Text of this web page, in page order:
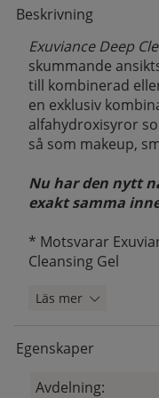
Beskrivning
Exuviance Deep
skummande
till kombinerad
en exklusiv
alfahydroxisyror
så som makeup,
Nu har den nytt
exakt samma
* Motsvarar
Cleansing Gel
Läs mer
Egenskaper
Avdelning: